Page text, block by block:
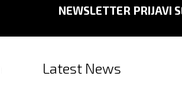
NEWSLETTER PRIJAVI
Latest News